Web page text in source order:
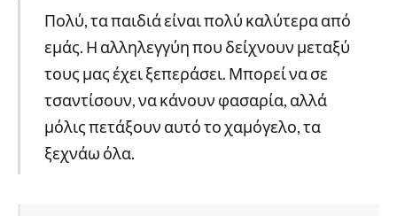
Πολύ, τα παιδιά είναι πολύ καλύτερα από
εμάς. Η αλληλεγγύη που δείχνουν μεταξύ
τους μας έχει ξεπεράσει. Μπορεί να σε
τσαντίσουν, να κάνουν φασαρία, αλλά
μόλις πετάξουν αυτό το χαμόγελο, τα
ξεχνάω όλα.